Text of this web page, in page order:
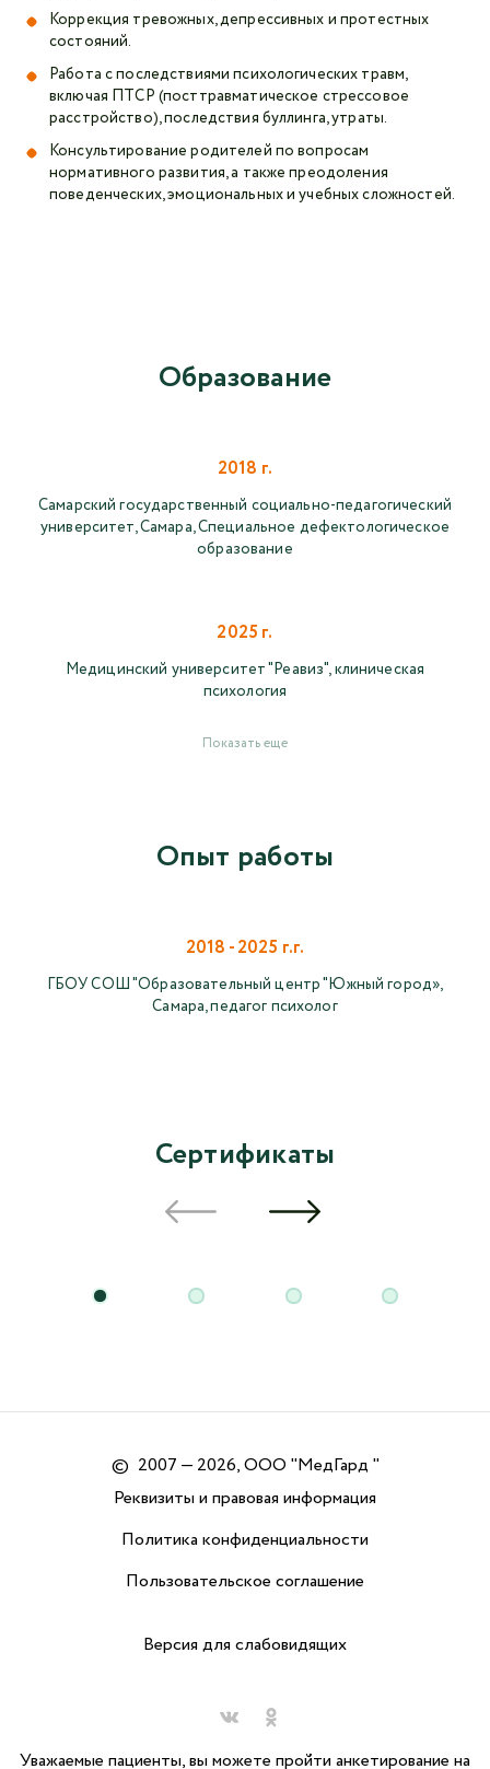
Коррекция тревожных, депрессивных и протестных
состояний.
Работа с последствиями психологических травм,
включая ПТСР (посттравматическое стрессовое
расстройство), последствия буллинга, утраты.
Консультирование родителей по вопросам
нормативного развития, а также преодоления
поведенческих, эмоциональных и учебных сложностей.
Образование
2018 г.
Самарский государственный социально-педагогический
университет, Самара, Специальное дефектологическое
образование
2025 г.
Медицинский университет "Реавиз", клиническая
психология
Показать еще
Опыт работы
2018 - 2025 г.г.
ГБОУ СОШ "Образовательный центр "Южный город»,
Самара, педагог психолог
Сертификаты
© 2007 — 2026, ООО "МедГард "
Реквизиты и правовая информация
Политика конфиденциальности
Пользовательское соглашение
Версия для слабовидящих
Уважаемые пациенты, вы можете пройти анкетирование на